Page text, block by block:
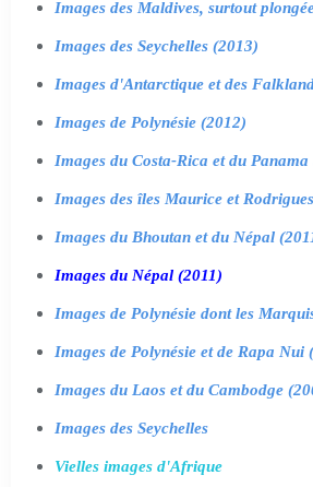
Images des Maldives, surtout
Images des Seychelles (2013)
Images d'Antarctique et des
Images de Polynésie (2012)
Images du Costa-Rica et du Panama
Images des îles Maurice et
Images du Bhoutan et du Népal
Images du Népal (2011)
Images de Polynésie dont les
Images de Polynésie et de Rapa Nui
Images du Laos et du Cambodge
Images des Seychelles
Vielles images d'Afrique